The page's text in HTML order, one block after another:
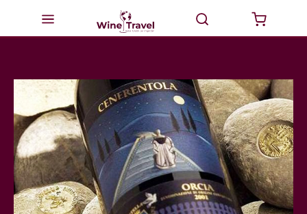
Milano
Valtellina
Italien
Vinturer